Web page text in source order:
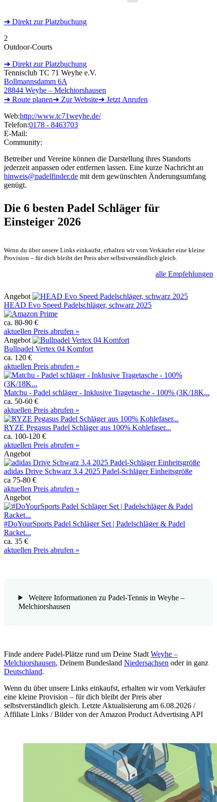
➜ Direkt zur Platzbuchung
2
Outdoor-Courts
➜ Direkt zur Platzbuchung
Tennisclub TC 71 Weyhe e.V.
Bollmannsdamm 6A
28844 Weyhe – Melchiorshausen
➜ Route planen➜ ZurWebsite➜ Jetzt Anrufen
Web:http://www.tc71weyhe.de/
Telefon:0178 - 8463703
E-Mail:
Community:
Betreiber und Vereine können die Darstellung ihres Standorts
jederzeit anpassen oder entfernen lassen. Eine kurze Nachricht an
hinweis@padelfinder.de mit dem gewünschten Änderungsumfang
genügt.
Die 6 besten Padel Schläger für
Einsteiger 2026
Wenn du über unsere Links einkaufst, erhalten wir vom Verkäufer eine kleine
Provision – für dich bleibt der Preis aber selbstverständlich gleich.
alle Empfehlungen
Angebot
HEAD Evo Speed Padelschläger, schwarz 2025
ca. 80-90 €
aktuellen Preis abrufen »
Angebot
Bullpadel Vertex 04 Komfort
ca. 120 €
aktuellen Preis abrufen »
Matchu - Padel schläger - Inklusive Tragetasche - 100% (3K/18K...
ca. 50-60 €
aktuellen Preis abrufen »
RYZE Pegasus Padel Schläger aus 100% Kohlefaser...
ca. 100-120 €
aktuellen Preis abrufen »
Angebot
adidas Drive Schwarz 3.4 2025 Padel-Schläger Einheitsgröße
ca 75-80 €
aktuellen Preis abrufen »
Angebot
#DoYourSports Padel Schläger Set | Padelschläger & Padel
Racket...
ca. 35 €
aktuellen Preis abrufen »
Weitere Informationen zu Padel-Tennis in Weyhe –
Melchiorshausen
Finde andere Padel-Plätze rund um Deine Stadt Weyhe –
Melchiorshausen, Deinem Bundesland Niedersachsen oder in ganz
Deutschland.
Wenn du über unsere Links einkaufst, erhalten wir vom Verkäufer
eine kleine Provision – für dich bleibt der Preis aber
selbstverständlich gleich. Letzte Aktualisierung am 6.08.2026 /
Affiliate Links / Bilder von der Amazon Product Advertising API